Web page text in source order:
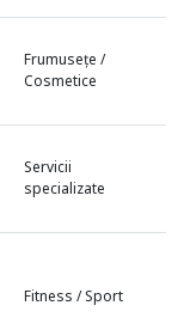
Frumusețe /
Cosmetice
Servicii
specializate
Fitness / Sport